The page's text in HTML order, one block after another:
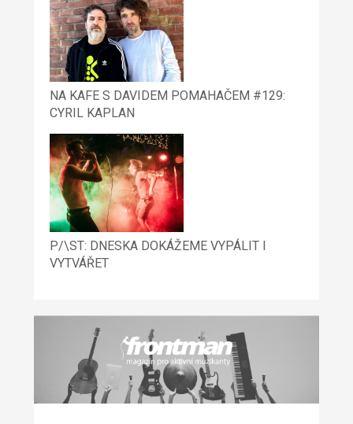
NA KAFE S DAVIDEM POMAHAČEM #129:
CYRIL KAPLAN
P/\ST: DNESKA DOKÁŽEME VYPÁLIT I
VYTVÁŘET